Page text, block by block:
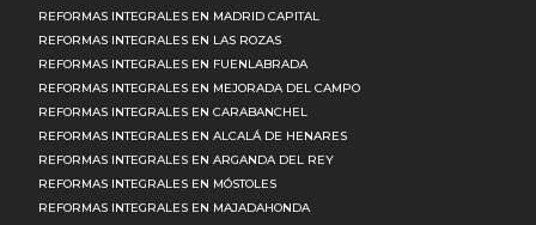
REFORMAS INTEGRALES EN MADRID CAPITAL
REFORMAS INTEGRALES EN LAS ROZAS
REFORMAS INTEGRALES EN FUENLABRADA
REFORMAS INTEGRALES EN MEJORADA DEL CAMPO
REFORMAS INTEGRALES EN CARABANCHEL
REFORMAS INTEGRALES EN ALCALÁ DE HENARES
REFORMAS INTEGRALES EN ARGANDA DEL REY
REFORMAS INTEGRALES EN MÓSTOLES
REFORMAS INTEGRALES EN MAJADAHONDA